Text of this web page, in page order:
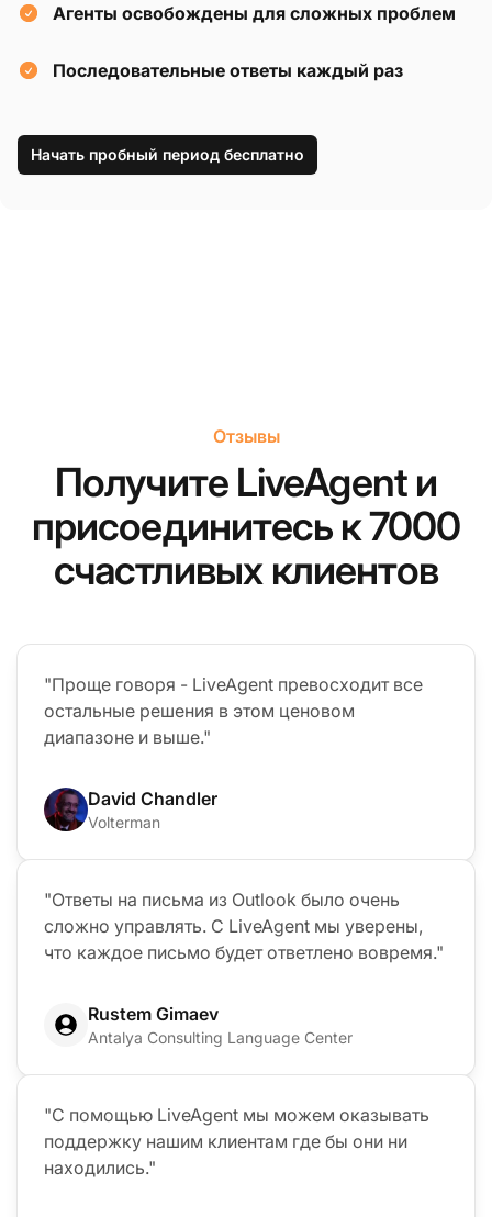
Агенты освобождены для сложных проблем
Последовательные ответы каждый раз
Начать пробный период бесплатно
Отзывы
Получите LiveAgent и
присоединитесь к 7000
счастливых клиентов
"Проще говоря - LiveAgent превосходит все
остальные решения в этом ценовом
диапазоне и выше."
David Chandler
Volterman
"Ответы на письма из Outlook было очень
сложно управлять. С LiveAgent мы уверены,
что каждое письмо будет ответлено вовремя."
Rustem Gimaev
Antalya Consulting Language Center
"С помощью LiveAgent мы можем оказывать
поддержку нашим клиентам где бы они ни
находились."